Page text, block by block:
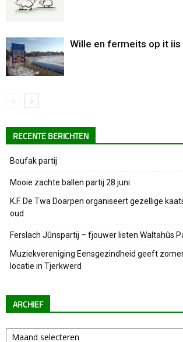
Wille en fermeits op it iis
RECENTE BERICHTEN
Boufak partij
Mooie zachte ballen partij 28 juni
K.F. De Twa Doarpen organiseert gezellige
oud
Ferslach Jûnspartij – fjouwer listen Waltahûs
Muziekvereniging Eensgezindheid geeft
locatie in Tjerkwerd
ARCHIEF
Archief